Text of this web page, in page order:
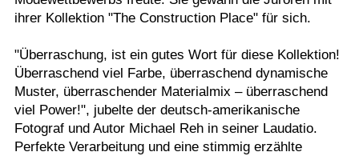
ihrer Kollektion "The Construction Place" für sich.
"Überraschung, ist ein gutes Wort für diese Kollektion!
Überraschend viel Farbe, überraschend dynamische
Muster, überraschender Materialmix – überraschend
viel Power!", jubelte der deutsch-amerikanische
Fotograf und Autor Michael Reh in seiner Laudatio.
Perfekte Verarbeitung und eine stimmig erzählte